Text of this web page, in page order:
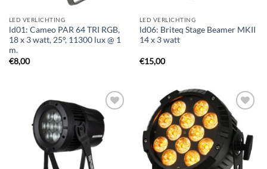
LED VERLICHTING
ld01: Cameo PAR 64 TRI RGB,
18 x 3 watt, 25°, 11300 lux @ 1
m.
€8,00
LED VERLICHTING
ld06: Briteq Stage Beamer MKII
14 x 3 watt
€15,00
Toevoegen
aan
verlanglijst
Toevoegen
aan
verlanglijst